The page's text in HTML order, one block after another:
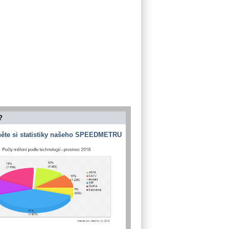
si statistiky našeho SPEEDMETRU